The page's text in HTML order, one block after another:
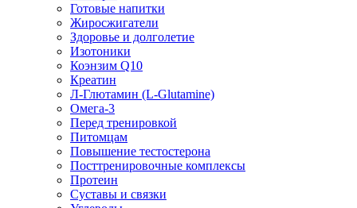
Готовые напитки
Жиросжигатели
Здоровье и долголетие
Изотоники
Коэнзим Q10
Креатин
Л-Глютамин (L-Glutamine)
Омега-3
Перед тренировкой
Питомцам
Повышение тестостерона
Посттренировочные комплексы
Протеин
Суставы и связки